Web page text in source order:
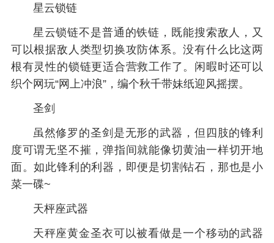
星云锁链
星云锁链不是普通的铁链，既能搜索敌人，又
可以根据敌人类型切换攻防体系。没有什么比这两
根有灵性的锁链更适合营救工作了。闲暇时还可以
织个网玩“网上冲浪”，编个秋千带妹纸迎风摇摆。
圣剑
虽然修罗的圣剑是无形的武器，但四肢的锋利
度可谓无坚不摧，弹指间就能像切黄油一样切开地
面。如此锋利的利器，即便是切割钻石，那也是小
菜一碟~
天枰座武器
天秤座黄金圣衣可以被看做是一个移动的武器